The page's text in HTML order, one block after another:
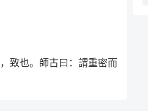
致也。師古曰：謂重密而